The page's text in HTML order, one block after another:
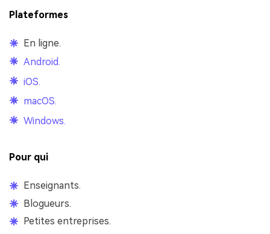
Plateformes
En ligne.
Android.
iOS.
macOS.
Windows.
Pour qui
Enseignants.
Blogueurs.
Petites entreprises.